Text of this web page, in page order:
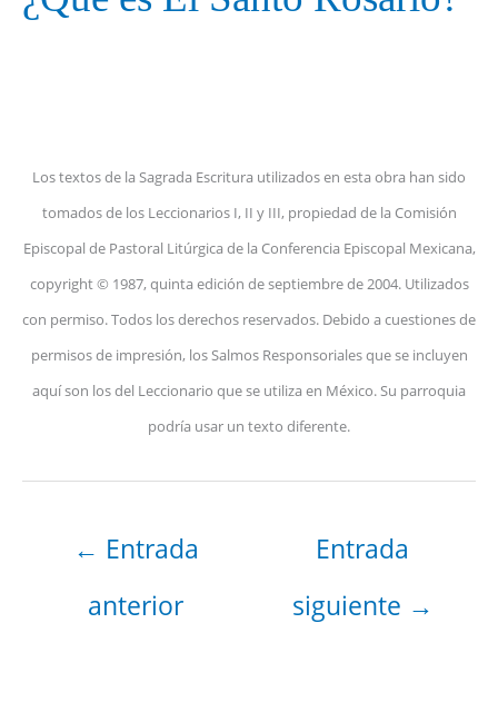
Los textos de la Sagrada Escritura utilizados en esta obra han sido
tomados de los Leccionarios I, II y III, propiedad de la Comisión
Episcopal de Pastoral Litúrgica de la Conferencia Episcopal Mexicana,
copyright © 1987, quinta edición de septiembre de 2004. Utilizados
con permiso. Todos los derechos reservados. Debido a cuestiones de
permisos de impresión, los Salmos Responsoriales que se incluyen
aquí son los del Leccionario que se utiliza en México. Su parroquia
podría usar un texto diferente.
← Entrada
anterior
Entrada
siguiente →